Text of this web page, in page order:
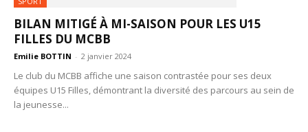
BILAN MITIGÉ À MI-SAISON POUR LES U15
FILLES DU MCBB
Emilie BOTTIN - 2 janvier 2024
Le club du MCBB affiche une saison contrastée pour ses deux
équipes U15 Filles, démontrant la diversité des parcours au sein de
la jeunesse...